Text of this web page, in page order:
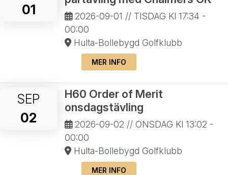
01 2026-09-01 // TISDAG Kl 17:34 -
00:00
Hulta-Bollebygd Golfklubb
MER INFO
SEP
02
H60 Order of Merit
onsdagstävling
2026-09-02 // ONSDAG Kl 13:02 -
00:00
Hulta-Bollebygd Golfklubb
MER INFO